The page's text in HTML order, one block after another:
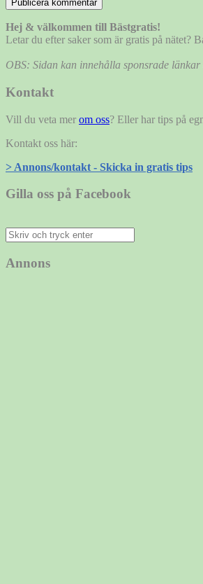
Hej & välkommen till Bästgratis!
Letar du efter saker som är gratis på nätet?
OBS: Sidan kan innehålla sponsrade länkar
Kontakt
Vill du veta mer om oss? Eller har tips på
Kontakt oss här:
> Annons/kontakt - Skicka in gratis tips
Gilla oss på Facebook
Sök
efter:
Annons